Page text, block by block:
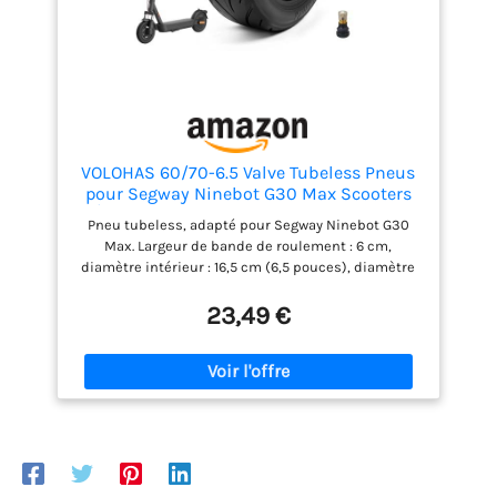
VOLOHAS 60/70-6.5 Valve Tubeless Pneus
pour Segway Ninebot G30 Max Scooters
Électriques Arrière Avant Antidérapant
Pneus (1 PC)
Pneu tubeless, adapté pour Segway Ninebot G30
Max. Largeur de bande de roulement : 6 cm,
diamètre intérieur : 16,5 cm (6,5 pouces), diamètre
tubeless ont une élasticité et une résistance à
l'usure élevées, et ont une bonne adhérence et des
performances de dissipation thermique,
économiques et durables. Il est fabriqué en
caoutchouc de haute qualité, résistant à l'usure et
pneu tubeless assortie, facile à utiliser. Comparé à
23,49 €